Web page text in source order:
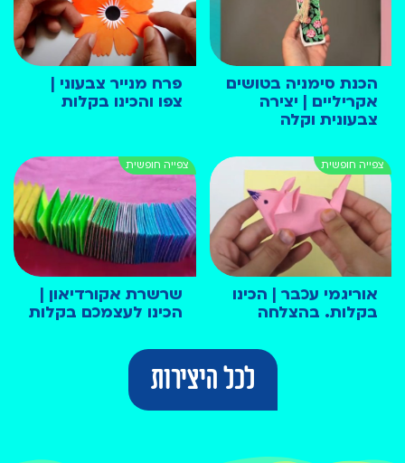
הכנת סימניה בטושים
אקריליים | יצירה
צבעונית וקלה
פרח מנייר צבעוני |
צפו והכינו בקלות
אוריגמי עכבר | הכינו
בקלות. בהצלחה
שרשרת אקורדיאון |
הכינו לעצמכם בקלות
לכל היצירות